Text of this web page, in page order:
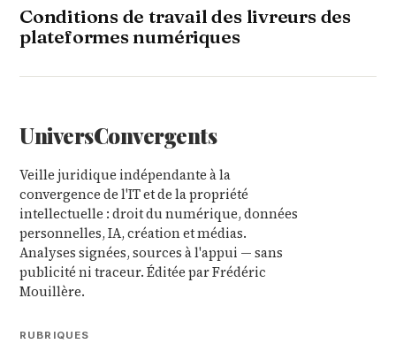
Conditions de travail des livreurs des
plateformes numériques
UniversConvergents
Veille juridique indépendante à la
convergence de l'IT et de la propriété
intellectuelle : droit du numérique, données
personnelles, IA, création et médias.
Analyses signées, sources à l'appui — sans
publicité ni traceur. Éditée par Frédéric
Mouillère.
RUBRIQUES